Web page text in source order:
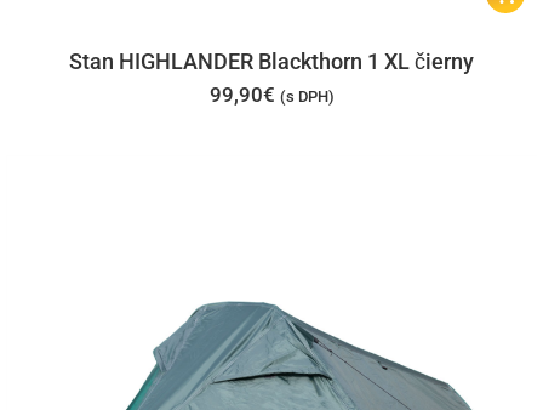
Stan HIGHLANDER Blackthorn 1 XL čierny
99,90€ (s DPH)